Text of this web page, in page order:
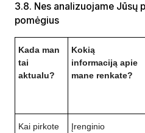
3.8. Nes analizuojame Jūsų
pomėgius
Kada man
tai
aktualu?
Kokią
informaciją apie
mane renkate?
Kai pirkote
Įrenginio